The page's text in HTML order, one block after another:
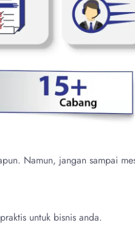
Namun, jangan sampai
untuk bisnis anda.